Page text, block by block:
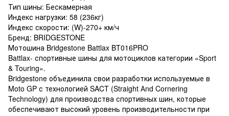
Тип шины: Бескамерная
Индекс нагрузки: 58 (236кг)
Индекс скорости: (W)-270+ км/ч
Бренд: BRIDGESTONE
Мотошина Bridgestone Battlax BT016PRO
Battlax- спортивные шины для мотоциклов категории «Sport
& Touring».
Bridgestone объединила свои разработки используемые в
Moto GP с технологией SACT (Straight Аnd Cornering
Technology) для производства спортивных шин, которые
обеспечивают высокий уровень производительности при